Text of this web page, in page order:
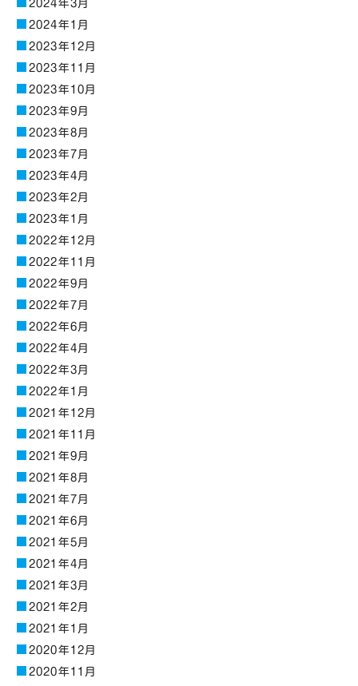
2024年3月
2024年1月
2023年12月
2023年11月
2023年10月
2023年9月
2023年8月
2023年7月
2023年4月
2023年2月
2023年1月
2022年12月
2022年11月
2022年9月
2022年7月
2022年6月
2022年4月
2022年3月
2022年1月
2021年12月
2021年11月
2021年9月
2021年8月
2021年7月
2021年6月
2021年5月
2021年4月
2021年3月
2021年2月
2021年1月
2020年12月
2020年11月